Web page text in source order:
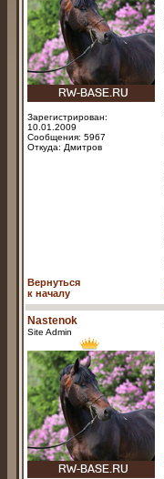
Зарегистрирован:
10.01.2009
Сообщения: 5967
Откуда: Дмитров
Вернуться
к началу
Nastenok
Site Admin